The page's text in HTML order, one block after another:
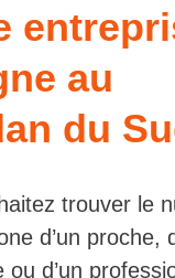
au
du
trouver le
d’un proche,
ou d’un